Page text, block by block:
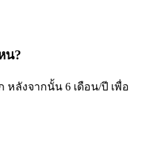
น?
หลังจากนั้น 6 เดือน/ปี เพื่อ